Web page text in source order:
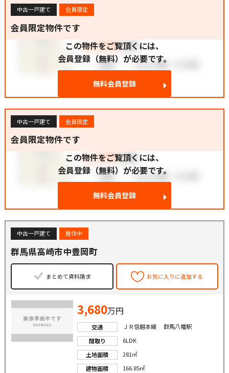
中古一戸建て 会員限定
会員限定物件です
この物件をご覧頂くには、
会員登録（無料）が必要です。
無料会員登録
中古一戸建て 会員限定
会員限定物件です
この物件をご覧頂くには、
会員登録（無料）が必要です。
無料会員登録
中古一戸建て 居住中
群馬県高崎市中豊岡町
まとめて資料請求 お気に入りに追加する
3,680万円
交通
ＪＲ信越本線 群馬八幡駅
間取り
6LDK
土地面積
281㎡
建物面積
166.85㎡